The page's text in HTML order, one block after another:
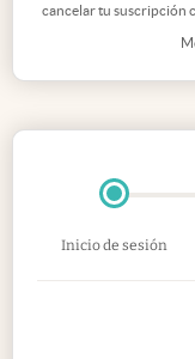
cancelar tu suscripción
Inicio de sesión